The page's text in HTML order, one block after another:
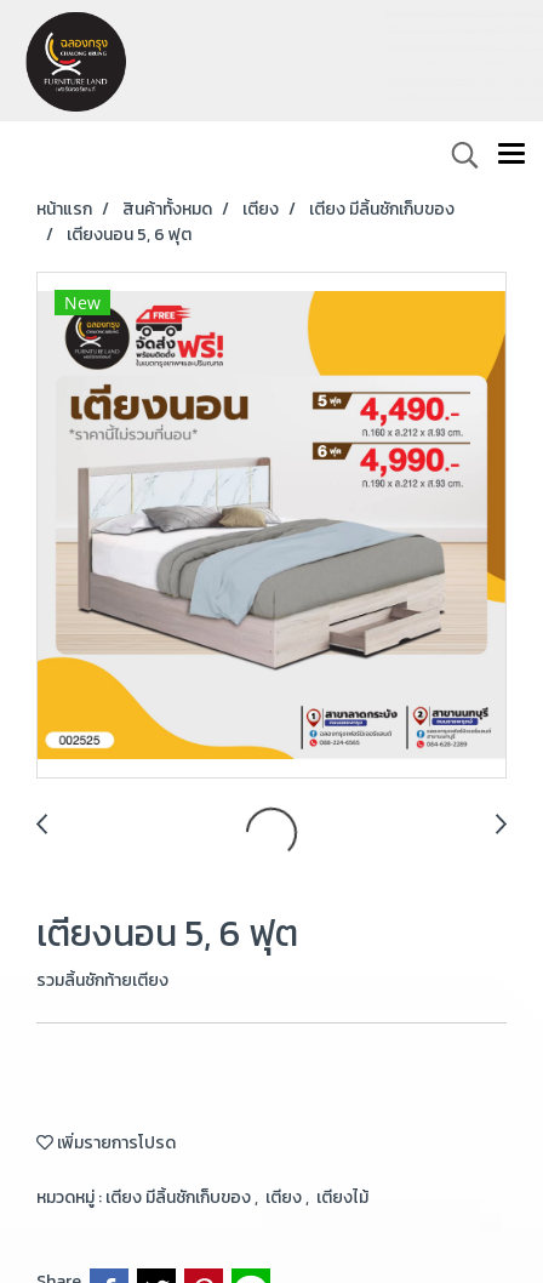
หน้าแรก สินค้าทั้งหมด เตียง
เตียง มีลิ้นชักเก็บของ
เตียงนอน 5, 6 ฟุต
New
เตียงนอน 5, 6 ฟุต
รวมลิ้นชักท้ายเตียง
เพิ่มรายการโปรด
หมวดหมู่ :เตียง มีลิ้นชักเก็บของ, เตียง, เตียงไม้